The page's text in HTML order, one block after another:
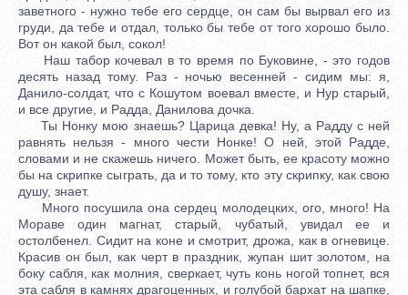
заветного - нужно тебе его сердце, он сам бы вырвал его из
груди, да тебе и отдал, только бы тебе от того хорошо было.
Вот он какой был, сокол!
Наш табор кочевал в то время по Буковине, - это годов
десять назад тому. Раз - ночью весенней - сидим мы: я,
Данило-солдат, что с Кошутом воевал вместе, и Нур старый,
и все другие, и Радда, Данилова дочка.
Ты Нонку мою знаешь? Царица девка! Ну, а Радду с ней
равнять нельзя - много чести Нонке! О ней, этой Радде,
словами и не скажешь ничего. Может быть, ее красоту можно
бы на скрипке сыграть, да и то тому, кто эту скрипку, как свою
душу, знает.
Много посушила она сердец молодецких, ого, много! На
Мораве один магнат, старый, чубатый, увидал ее и
остолбенел. Сидит на коне и смотрит, дрожа, как в огневице.
Красив он был, как черт в праздник, жупан шит золотом, на
боку сабля, как молния, сверкает, чуть конь ногой топнет, вся
эта сабля в камнях драгоценных, и голубой бархат на шапке,